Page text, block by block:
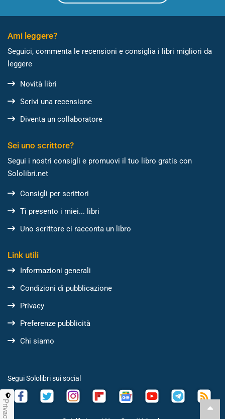
Ami leggere?
Seguici, commenta le recensioni e consiglia i libri migliori da
leggere
Novità libri
Scrivi una recensione
Diventa un collaboratore
Sei uno scrittore?
Segui i nostri consigli e promuovi il tuo libro gratis con
Sololibri.net
Consigli per scrittori
Ti presento i miei... libri
Uno scrittore ci racconta un libro
Link utili
Informazioni generali
Condizioni di pubblicazione
Privacy
Preferenze pubblicità
Chi siamo
Segui Sololibri sui social
Privacy